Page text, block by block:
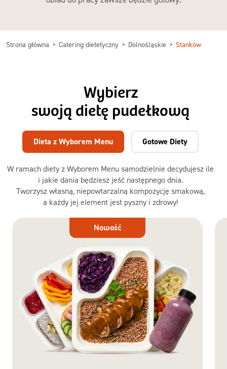
Strona główna Catering dietetyczny Dolnośląskie Stanków
Wybierz
swoją dietę pudełkową
W ramach diety z Wyborem Menu samodzielnie decydujesz ile
i jakie dania będziesz jeść następnego dnia.
Tworzysz własną, niepowtarzalną kompozycję smakową,
a każdy jej element jest pyszny i zdrowy!
Dieta z Wyborem Menu Gotowe Diety
Dieta
Nowość